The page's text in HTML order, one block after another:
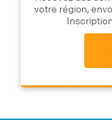
votre région,